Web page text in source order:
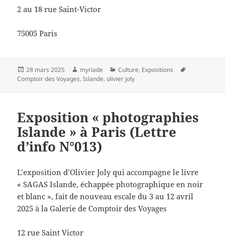
2 au 18 rue Saint-Victor
75005 Paris
Publié
le
28 mars 2025 Auteur
myriade Catégories
Culture, Expositions
Comptoir des Voyages,Islande,olivier joly
Exposition « photographies
Islande » à Paris (Lettre
d’info N°013)
L’exposition d’Olivier Joly qui accompagne le livre
« SAGAS Islande, échappée photographique en noir
et blanc », fait de nouveau escale du 3 au 12 avril
2025 à la Galerie de Comptoir des Voyages
12 rue Saint Victor